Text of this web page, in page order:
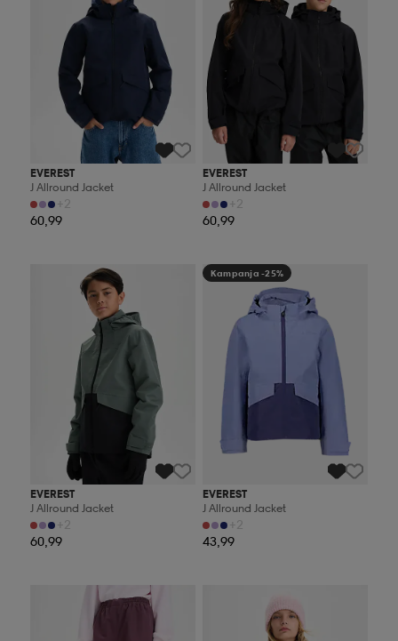
EVEREST
J Allround Jacket
+2
60,99
EVEREST
J Allround Jacket
+2
60,99
Kampanja -25%
EVEREST
J Allround Jacket
+2
60,99
Kampanja -25%
EVEREST
J Allround Jacket
+2
43,99